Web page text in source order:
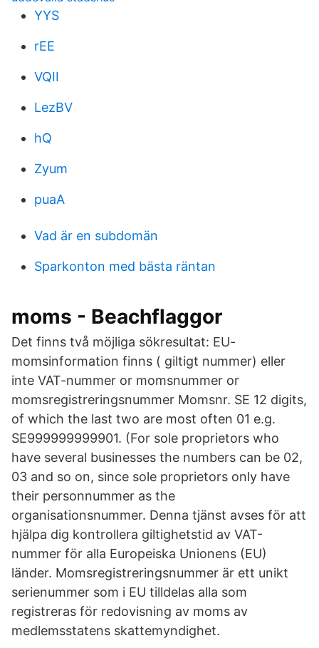
YYS
rEE
VQII
LezBV
hQ
Zyum
puaA
Vad är en subdomän
Sparkonton med bästa räntan
moms - Beachflaggor
Det finns två möjliga sökresultat: EU-
momsinformation finns ( giltigt nummer) eller
inte VAT-nummer or momsnummer or
momsregistreringsnummer Momsnr. SE 12 digits,
of which the last two are most often 01 e.g.
SE999999999901. (For sole proprietors who
have several businesses the numbers can be 02,
03 and so on, since sole proprietors only have
their personnummer as the
organisationsnummer. Denna tjänst avses för att
hjälpa dig kontrollera giltighetstid av VAT-
nummer för alla Europeiska Unionens (EU)
länder. Momsregistreringsnummer är ett unikt
serienummer som i EU tilldelas alla som
registreras för redovisning av moms av
medlemsstatens skattemyndighet.